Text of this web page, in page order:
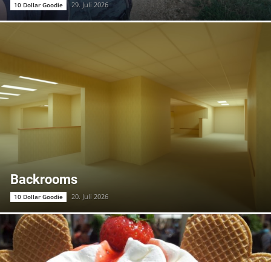
10 Dollar Goodie 29. Juli 2026
Backrooms
10 Dollar Goodie 20. Juli 2026